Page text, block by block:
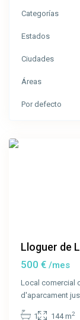
Categorías
Estados
Ciudades
Áreas
Por defecto
Josep
Sant
Joan
Lloguer de
500 € /mes
Local comercial
d'aparcament
1 144 m2